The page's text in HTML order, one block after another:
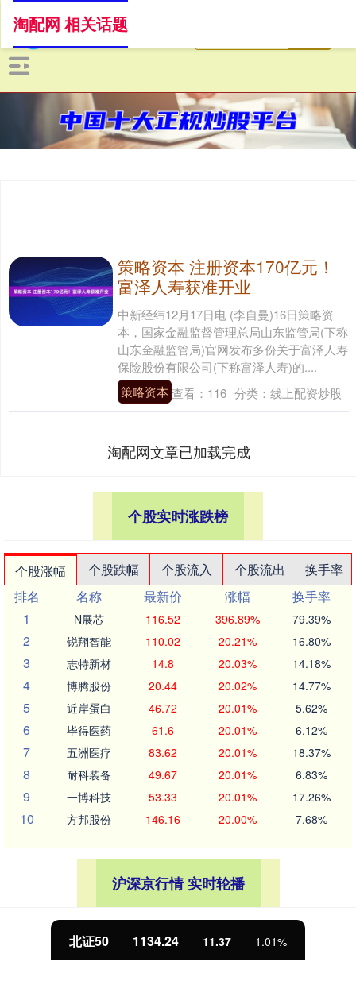
淘配网 相关话题
策略资本 注册资本170亿元！
富泽人寿获准开业
中新经纬12月17日电 (李自曼)16日策略资
本，国家金融监督管理总局山东监管局(下称
山东金融监管局)官网发布多份关于富泽人寿
保险股份有限公司(下称富泽人寿)的....
策略资本 查看： 116 分类： 线上配资炒股
淘配网文章已加载完成
个股实时涨跌榜
个股涨幅 个股跌幅 个股流入 个股流出
换手率
排名
名称 最新价 涨幅
换手率
1
N展芯 116.52 396.89% 79.39%
2 锐翔智能 110.02 20.21% 16.80%
3 志特新材 14.8 20.03% 14.18%
4 博腾股份 20.44 20.02% 14.77%
5 近岸蛋白 46.72 20.01% 5.62%
6 毕得医药 61.6 20.01% 6.12%
7 五洲医疗 83.62 20.01% 18.37%
8 耐科装备 49.67 20.01% 6.83%
9 一博科技 53.33 20.01% 17.26%
10 方邦股份 146.16 20.00% 7.68%
沪深京行情 实时轮播
北证50 1134.24 11.37 1.01%